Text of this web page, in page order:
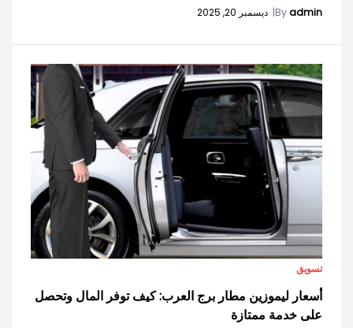
Byadmin
| ديسمبر 20, 2025
تسويق
أسعار ليموزين مطار برج العرب: كيف توفر المال وتحصل
على خدمة ممتازة